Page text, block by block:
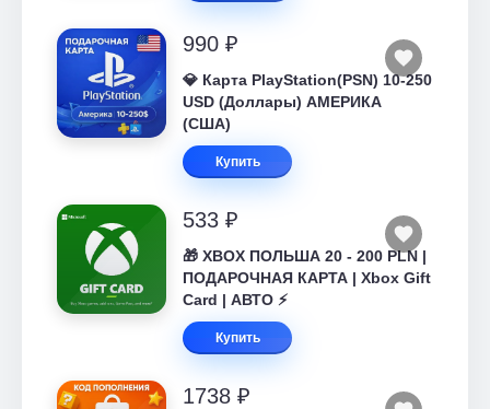
990 ₽
💎 Карта PlayStation(PSN) 10-250
USD (Доллары) АМЕРИКА
(США)
Купить
533 ₽
🎁 XBOX ПОЛЬША 20 - 200 PLN |
ПОДАРОЧНАЯ КАРТА | Xbox Gift
Card | АВТО ⚡
Купить
1738 ₽